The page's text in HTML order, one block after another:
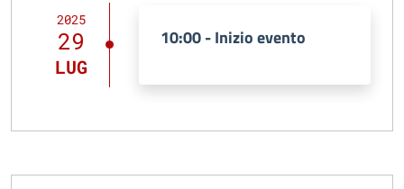
2025
29
LUG
10:00 - Inizio evento